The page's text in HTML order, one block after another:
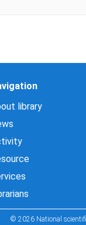
library
© 2026 National